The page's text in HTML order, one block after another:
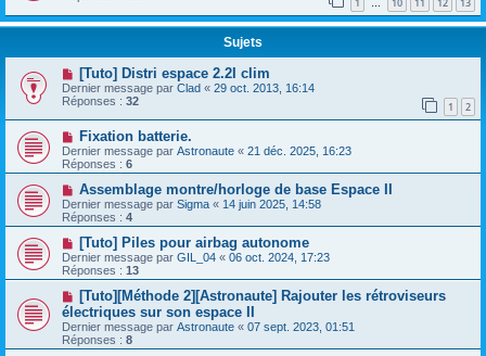
…
Sujets
[Tuto] Distri espace 2.2I clim
Dernier message par Clad « 29 oct. 2013, 16:14
Réponses : 32 1 2
Fixation batterie.
Dernier message par Astronaute « 21 déc. 2025, 16:23
Réponses : 6
Assemblage montre/horloge de base Espace II
Dernier message par Sigma « 14 juin 2025, 14:58
Réponses : 4
[Tuto] Piles pour airbag autonome
Dernier message par GIL_04 « 06 oct. 2024, 17:23
Réponses : 13
[Tuto][Méthode 2][Astronaute] Rajouter les rétroviseurs
électriques sur son espace II
Dernier message par Astronaute « 07 sept. 2023, 01:51
Réponses : 8